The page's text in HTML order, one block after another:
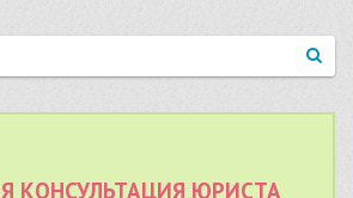
КОНСУЛЬТАЦИЯ ЮРИСТА